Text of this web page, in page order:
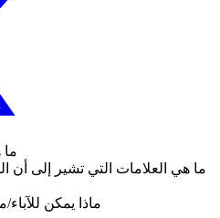
ما
ما هي العلامات التي تشير إلى أن
ماذا يمكن